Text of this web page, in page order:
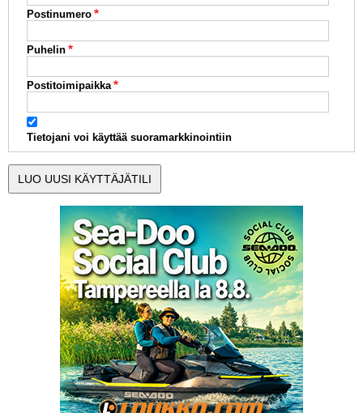
Postinumero
Puhelin
Postitoimipaikka
Tietojani voi käyttää suoramarkkinointiin